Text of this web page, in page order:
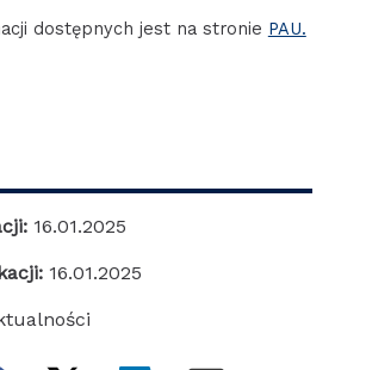
dostępnych jest na stronie PAU.
16.01.2025
16.01.2025